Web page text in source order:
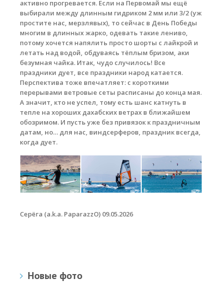
активно прогревается. Если на Первомай мы ещё
выбирали между длинным гидриком 2 мм или 3/2 (уж
простите нас, мерзлявых), то сейчас в День Победы
многим в длинных жарко, одевать такие лениво,
потому хочется напялить просто шорты с лайкрой и
летать над водой, обдуваясь тёплым бризом, аки
безумная чайка. Итак, чудо случилось! Все
праздники дует, все праздники народ катается.
Перспектива тоже впечатляет: с короткими
перерывами ветровые сеты расписаны до конца мая.
А значит, кто не успел, тому есть шанс катнуть в
тепле на хороших дахабских ветрах в ближайшем
обозримом. И пусть уже без привязок к праздничным
датам, но… для нас, виндсерферов, праздник всегда,
когда дует.
Серёга (a.k.a. PaparazzO) 09.05.2026
Новые фото